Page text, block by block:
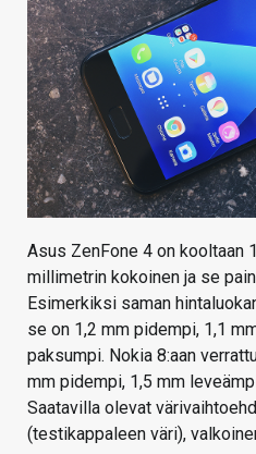
Asus ZenFone 4 on kooltaan
millimetrin kokoinen ja se
Esimerkiksi saman
se on 1,2 mm pidempi, 1,1
paksumpi. Nokia 8:aan
mm pidempi, 1,5 mm
Saatavilla olevat
(testikappaleen väri),